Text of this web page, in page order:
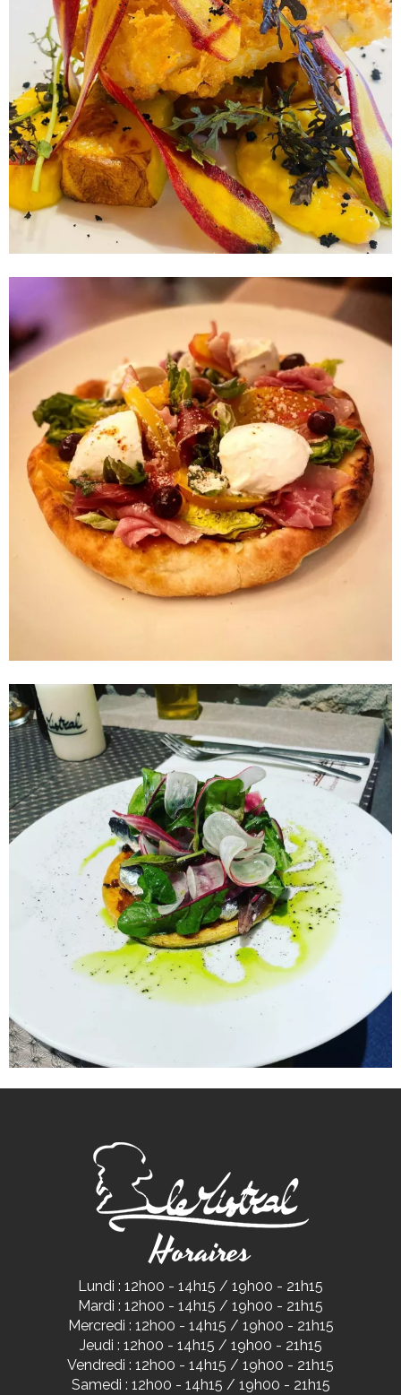
Horaires
Lundi : 12h00 - 14h15 / 19h00 - 21h15
Mardi : 12h00 - 14h15 / 19h00 - 21h15
Mercredi : 12h00 - 14h15 / 19h00 - 21h15
Jeudi : 12h00 - 14h15 / 19h00 - 21h15
Vendredi : 12h00 - 14h15 / 19h00 - 21h15
Samedi : 12h00 - 14h15 / 19h00 - 21h15